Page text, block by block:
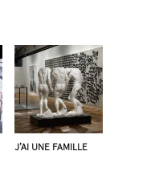
J’AI UNE FAMILLE